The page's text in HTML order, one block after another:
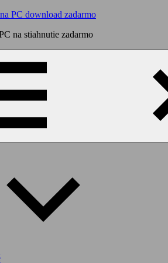
PC download zadarmo
na stiahnutie zadarmo